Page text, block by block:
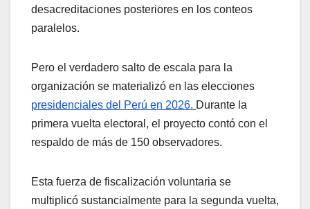
desacreditaciones posteriores en los conteos
paralelos.
Pero el verdadero salto de escala para la
organización se materializó en las elecciones
presidenciales del Perú en 2026. Durante la
primera vuelta electoral, el proyecto contó con el
respaldo de más de 150 observadores.
Esta fuerza de fiscalización voluntaria se
multiplicó sustancialmente para la segunda vuelta,